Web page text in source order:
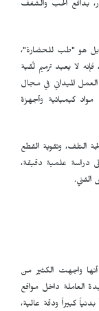
بدافع الحب والشغف
بل هو "طب للحضارة"،
لا يعيد ترميم لُقية
الميداني في مجال
كيميائية وأجهزة
التلف، وتقوية القطع
دراسة علمية دقيقة،
الفني.
أنها واجهت الكثير من
العاملة داخل مواقع
كبيراً ودقة عالية،